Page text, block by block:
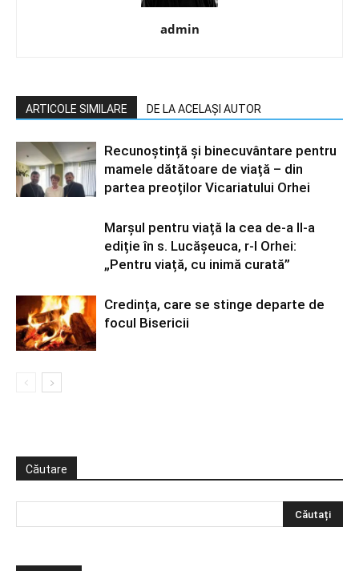
admin
ARTICOLE SIMILARE DE LA ACELAȘI AUTOR
Recunoștință și binecuvântare pentru
mamele dătătoare de viață – din
partea preoților Vicariatului Orhei
Marșul pentru viață la cea de-a II-a
ediție în s. Lucășeuca, r-l Orhei:
„Pentru viață, cu inimă curată”
Credința, care se stinge departe de
focul Bisericii
Căutare